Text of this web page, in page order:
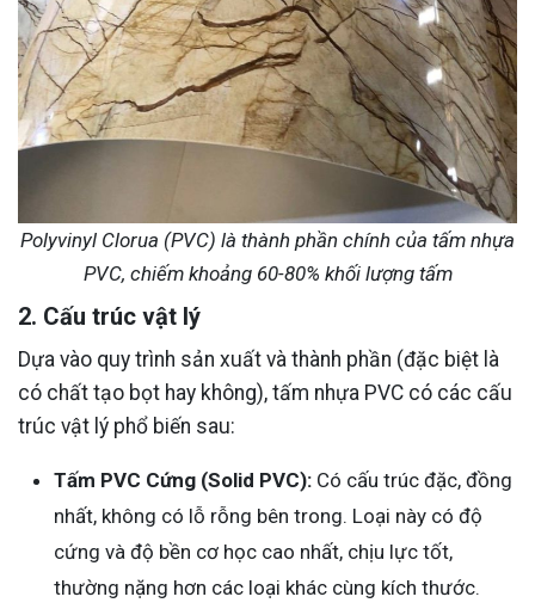
Polyvinyl Clorua (PVC) là thành phần chính của tấm nhựa
PVC, chiếm khoảng 60-80% khối lượng tấm
2. Cấu trúc vật lý
Dựa vào quy trình sản xuất và thành phần (đặc biệt là
có chất tạo bọt hay không), tấm nhựa PVC có các cấu
trúc vật lý phổ biến sau:
Tấm PVC Cứng (Solid PVC): Có cấu trúc đặc, đồng
nhất, không có lỗ rỗng bên trong. Loại này có độ
cứng và độ bền cơ học cao nhất, chịu lực tốt,
thường nặng hơn các loại khác cùng kích thước.